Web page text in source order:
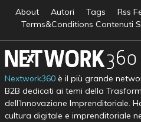
About Autori Tags Rss
Terms&Conditions Contenuti
Nextwork360è il più grande
B2B dedicati ai temi della
dell’Innovazione Imprenditoriale.
cultura digitale e imprenditoriale